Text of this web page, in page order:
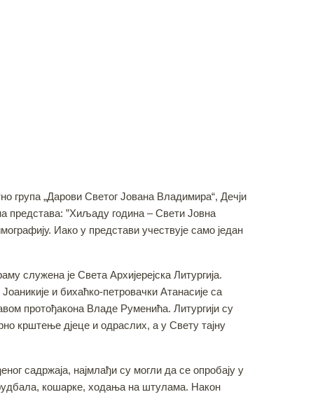
група „Дарови Светог Јована Владимира“, Дечји
представа: ”Хиљаду година – Свети Јовна
Иако у представи учествује само један
служена је Света Архијерејска Литургија.
и бихаћко-петровачки Атанасије са
протођакона Владе Руменића. Литургији су
крштење дјеце и одраслих, а у Свету тајну
садржаја, најмлађи су могли да се опробају у
кошарке, ходања на штулама. Након